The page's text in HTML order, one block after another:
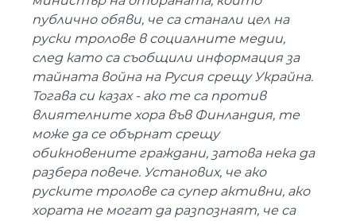
публично обяви, че са станали цел на
руски тролове в социалните медии,
след като са съобщили информация за
тайната война на Русия срещу Украйна.
Тогава си казах - ако те са против
влиятелните хора във Финландия, те
може да се обърнат срещу
обикновените граждани, затова нека да
разбера повече. Установих, че ако
руските тролове са супер активни, ако
хората не могат да разпознаят, че са